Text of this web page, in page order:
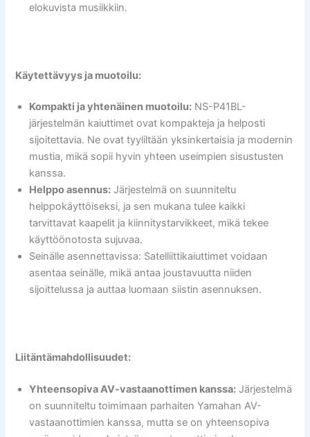
elokuvista musiikkiin.
Käytettävyys ja muotoilu:
Kompakti ja yhtenäinen muotoilu: NS-P41BL-
järjestelmän kaiuttimet ovat kompakteja ja helposti
sijoitettavia. Ne ovat tyyliltään yksinkertaisia ja modernin
mustia, mikä sopii hyvin yhteen useimpien sisustusten
kanssa.
Helppo asennus: Järjestelmä on suunniteltu
helppokäyttöiseksi, ja sen mukana tulee kaikki
tarvittavat kaapelit ja kiinnitystarvikkeet, mikä tekee
käyttöönotosta sujuvaa.
Seinälle asennettavissa: Satelliittikaiuttimet voidaan
asentaa seinälle, mikä antaa joustavuutta niiden
sijoittelussa ja auttaa luomaan siistin asennuksen.
Liitäntämahdollisuudet:
Yhteensopiva AV-vastaanottimen kanssa: Järjestelmä
on suunniteltu toimimaan parhaiten Yamahan AV-
vastaanottimien kanssa, mutta se on yhteensopiva